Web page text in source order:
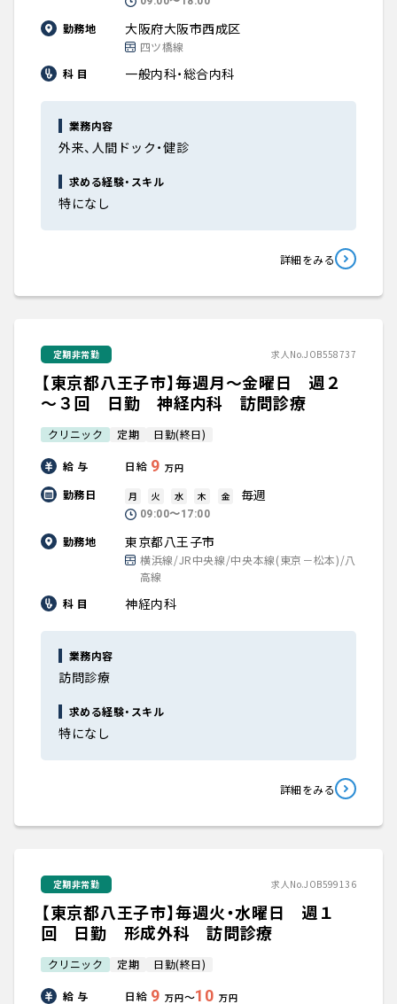
勤務地 大阪府大阪市西成区
四ツ橋線
科 目
一般内科・総合内科
業務内容
外来、人間ドック・健診
求める経験・スキル
特になし
詳細をみる
定期非常勤 求人No.JOB558737
【東京都八王子市】毎週月～金曜日 週２
～３回 日勤 神経内科 訪問診療
クリニック 定期 日勤(終日)
給 与 日給 9 万円
勤務日 月 火 水 木 金 毎週
09:00〜17:00
勤務地 東京都八王子市
横浜線/JR中央線/中央本線(東京－松本)/八
高線
科 目
神経内科
業務内容
訪問診療
求める経験・スキル
特になし
詳細をみる
定期非常勤 求人No.JOB599136
【東京都八王子市】毎週火・水曜日 週１
回 日勤 形成外科 訪問診療
クリニック 定期 日勤(終日)
給 与 日給 9 万円〜10 万円